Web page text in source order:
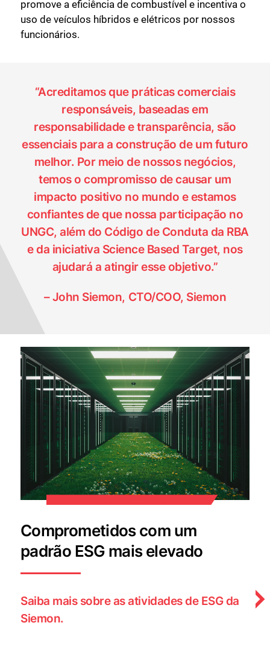
promove a eficiência de combustível e incentiva o
uso de veículos híbridos e elétricos por nossos
funcionários.
“Acreditamos que práticas comerciais
responsáveis, baseadas em
responsabilidade e transparência, são
essenciais para a construção de um futuro
melhor. Por meio de nossos negócios,
temos o compromisso de causar um
impacto positivo no mundo e estamos
confiantes de que nossa participação no
UNGC, além do Código de Conduta da RBA
e da iniciativa Science Based Target, nos
ajudará a atingir esse objetivo.”
– John Siemon, CTO/COO, Siemon
Comprometidos com um
padrão ESG mais elevado
Saiba mais sobre as atividades de ESG da
Siemon.